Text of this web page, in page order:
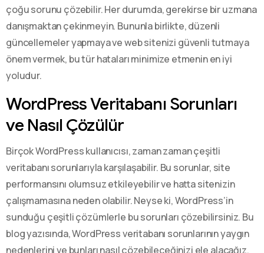
çoğu sorunu çözebilir. Her durumda, gerekirse bir uzmana
danışmaktan çekinmeyin. Bununla birlikte, düzenli
güncellemeler yapmaya ve web sitenizi güvenli tutmaya
önem vermek, bu tür hataları minimize etmenin en iyi
yoludur.
WordPress Veritabanı Sorunları
ve Nasıl Çözülür
Birçok WordPress kullanıcısı, zaman zaman çeşitli
veritabanı sorunlarıyla karşılaşabilir. Bu sorunlar, site
performansını olumsuz etkileyebilir ve hatta sitenizin
çalışmamasına neden olabilir. Neyse ki, WordPress’in
sunduğu çeşitli çözümlerle bu sorunları çözebilirsiniz. Bu
blog yazısında, WordPress veritabanı sorunlarının yaygın
nedenlerini ve bunları nasıl çözebileceğinizi ele alacağız.